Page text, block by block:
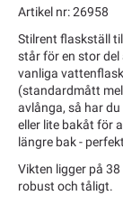
Artikel nr: 26958
Stilrent flaskställ
står för en stor
vanliga
(standardmått
avlånga, så har
eller lite bakåt för
längre bak -
Vikten ligger på
robust och tåligt.